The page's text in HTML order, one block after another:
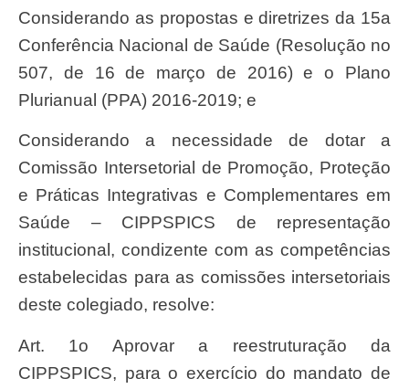
Considerando as propostas e diretrizes da 15a
Conferência Nacional de Saúde (Resolução no
507, de 16 de março de 2016) e o Plano
Plurianual (PPA) 2016-2019; e
Considerando a necessidade de dotar a
Comissão Intersetorial de Promoção, Proteção
e Práticas Integrativas e Complementares em
Saúde – CIPPSPICS de representação
institucional, condizente com as competências
estabelecidas para as comissões intersetoriais
deste colegiado, resolve:
Art. 1o Aprovar a reestruturação da
CIPPSPICS, para o exercício do mandato de